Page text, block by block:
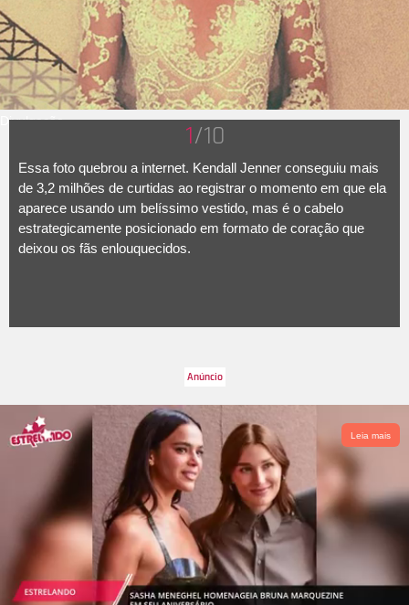
Divulgação 1/10
Essa foto quebrou a internet. Kendall Jenner conseguiu mais
de 3,2 milhões de curtidas ao registrar o momento em que ela
aparece usando um belíssimo vestido, mas é o cabelo
estrategicamente posicionado em formato de coração que
deixou os fãs enlouquecidos.
Leia mais